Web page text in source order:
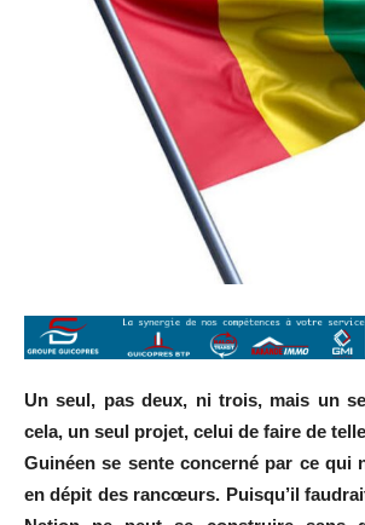
Un seul, pas deux, ni trois, mais un
cela, un seul projet, celui de faire de
Guinéen se sente concerné par ce qui
en dépit des rancœurs. Puisqu’il